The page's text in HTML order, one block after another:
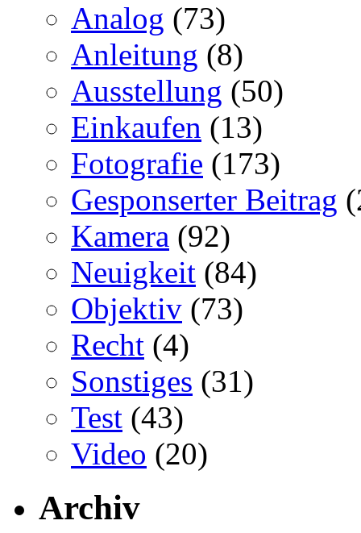
Analog (73)
Anleitung (8)
Ausstellung (50)
Einkaufen (13)
Fotografie (173)
Gesponserter Beitrag
Kamera (92)
Neuigkeit (84)
Objektiv (73)
Recht (4)
Sonstiges (31)
Test (43)
Video (20)
Archiv